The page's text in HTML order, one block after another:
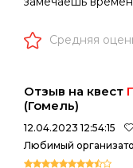
Средняя
Отзыв на квест
(Гомель)
12.04.2023 12:54:15
Любимый